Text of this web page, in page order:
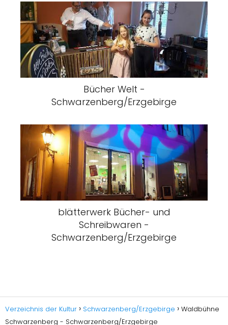
Bücher Welt -
Schwarzenberg/Erzgebirge
blätterwerk Bücher- und
Schreibwaren -
Schwarzenberg/Erzgebirge
Verzeichnis der Kultur Schwarzenberg/Erzgebirge
Waldbühne
Schwarzenberg - Schwarzenberg/Erzgebirge